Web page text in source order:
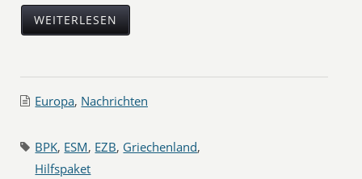
WEITERLESEN
Europa, Nachrichten
BPK, ESM, EZB, Griechenland,
Hilfspaket